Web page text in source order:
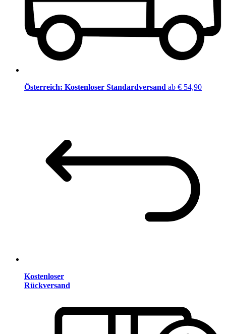
Österreich: Kostenloser Standardversand ab € 54,90
Kostenloser
Rückversand